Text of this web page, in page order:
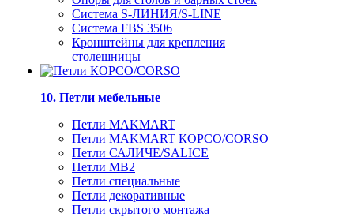
Система S-ЛИНИЯ/S-LINE
Система FBS 3506
Кронштейны для крепления
столешницы
10. Петли мебельные
Петли MAKMART
Петли MAKMART КОРСО/CORSO
Петли САЛИЧЕ/SALICE
Петли MB2
Петли специальные
Петли декоративные
Петли скрытого монтажа